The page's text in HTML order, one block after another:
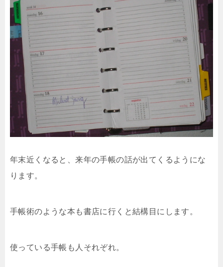
年末近くなると、来年の手帳の話が出てくるようにな
ります。
手帳術のような本も書店に行くと結構目にします。
使っている手帳も人それぞれ。